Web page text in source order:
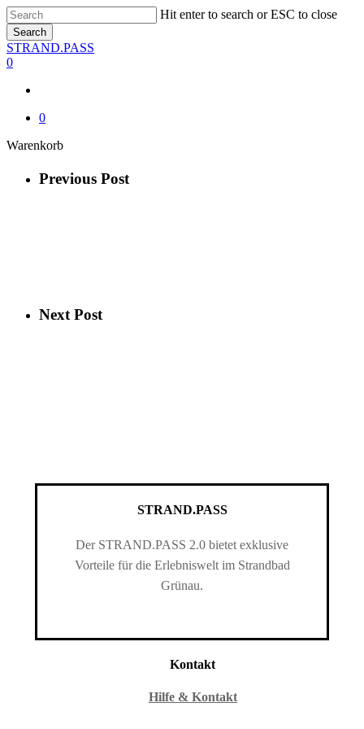
Skip
to
main
content
Hit enter to search or ESC to close
Search
Close
Search
STRAND.PASS
0
0
WarenkorbClose
Previous Post
Next Post
STRAND.PASS
Der STRAND.PASS 2.0 bietet exklusive
Vorteile für die Erlebniswelt im Strandbad
Grünau.
Kontakt
Hilfe & Kontakt